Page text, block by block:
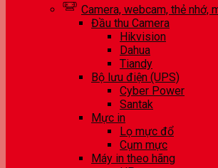
Camera, webcam, thẻ nhớ,
Đầu thu Camera
Hikvision
Dahua
Tiandy
Bộ lưu điện (UPS)
Cyber Power
Santak
Mực in
Lọ mực đổ
Cụm mực
Máy in theo hãng